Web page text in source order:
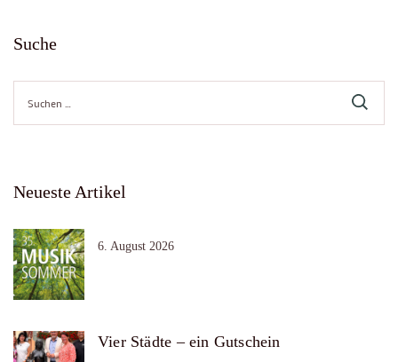
Suche
nach:
Neueste Artikel
6. August 2026
Vier Städte – ein Gutschein